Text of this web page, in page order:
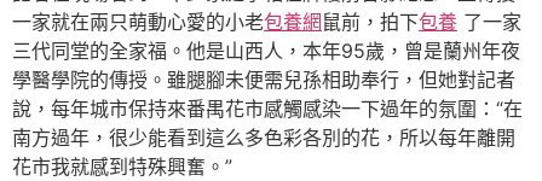
一家就在兩只萌動心愛的小老包養網 鼠前，拍下包養 了一家
三代同堂的全家福。他是山西人，本年95歲，曾是蘭州年夜
學醫學院的傳授。雖腿腳未便需兒孫相助奉行，但她對記者
說，每年城市保持來番禺花市感觸感染一下過年的氛圍：“在
南方過年，很少能看到這么多色彩各別的花，所以每年離開
花市我就感到特殊興奮。”